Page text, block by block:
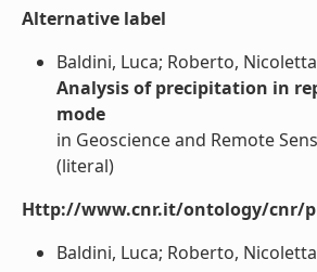
Alternative label
Baldini, Luca; Roberto,
Analysis of precipitation in
mode
in Geoscience and Remote
(literal)
Http://www.cnr.it/ontology/cnr/
Baldini, Luca; Roberto,